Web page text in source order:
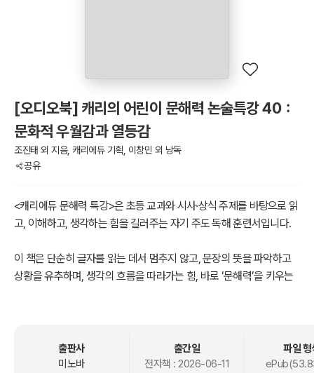
[오디오북] 캐리의 어린이 문해력 논술특강 40：
문화적 우월감과 열등감
조진태 외 지음, 캐리에듀 기획, 이창민 외 낭독
공유
<캐리에듀 문해력 특강>은 초등 교과와 시사·상식 주제를 바탕으로 읽
고, 이해하고, 생각하는 힘을 길러주는 자기 주도 독해 훈련서입니다.
이 책은 단순히 글자를 읽는 데서 멈추지 않고, 문장의 뜻을 파악하고
상황을 유추하며, 생각의 흐름을 따라가는 힘, 바로 ‘문해력’을 키우는
캐리에듀 문해력 특강은 초등 및 중학생이 2028년 이후 '문해력 수
능'으로 불리는 대학 입시에서 성공할 수 있는 두뇌의 힘을 길러줍니다.
출판사
미노바
출간일
전자책 : 2026-06-11
파일 형